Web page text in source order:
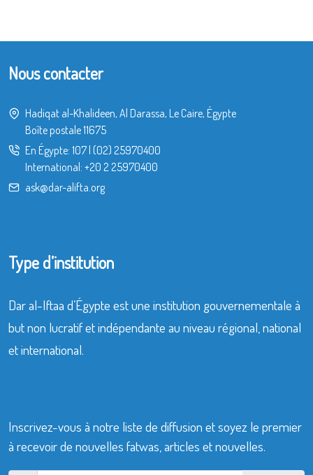
Nous contacter
Hadiqat al-Khalideen, Al Darassa, Le Caire, Égypte
Boîte postale 11675
En Égypte: 107 (02) 25970400
International: +20 2 25970400
ask@dar-alifta.org
Type d’institution
Dar al-Iftaa d’Égypte est une institution gouvernementale à
but non lucratif et indépendante au niveau régional, national
et international.
Inscrivez-vous à notre liste de diffusion et soyez le premier
à recevoir de nouvelles fatwas, articles et nouvelles.